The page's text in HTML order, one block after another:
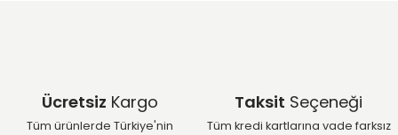
Ücretsiz Kargo
Tüm ürünlerde Türkiye'nin
Taksit Seçeneği
Tüm kredi kartlarına vade farksız